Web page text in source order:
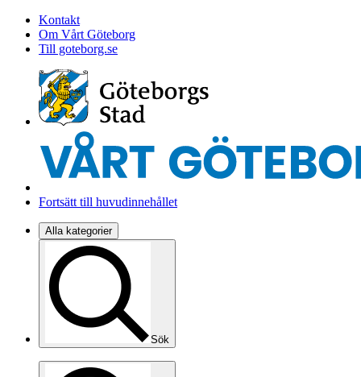
Kontakt
Om Vårt Göteborg
Till goteborg.se
Fortsätt till huvudinnehållet
Alla kategorier
Sök